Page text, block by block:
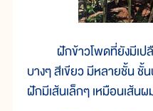
ฝักข้าวโพดที่ยังมีเปลื
บางๆ สีเขียว มีหลายชั้น ชั้
ฝักมีเส้นเล็กๆ เหมือนเส้น